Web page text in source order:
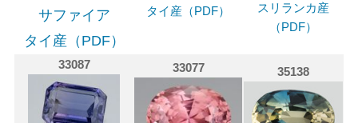
サファイア
タイ産（PDF）
タイ産（PDF）
スリランカ産
（PDF）
33087 33077 35138